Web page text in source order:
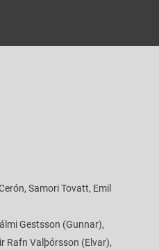
Samori Tovatt, Emil
Gestsson (Gunnar),
Rafn Valþórsson (Elvar),